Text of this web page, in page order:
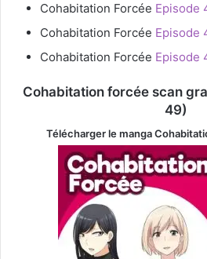
Cohabitation Forcée Episode
Cohabitation Forcée Episode
Cohabitation Forcée Episode
Cohabitation forcée scan
49)
Télécharger le manga